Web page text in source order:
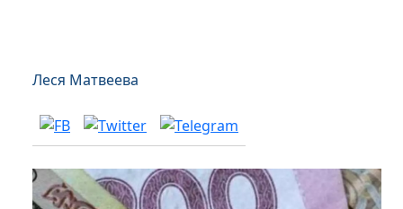
Леся Матвеева